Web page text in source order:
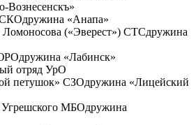
Вознесенскъ»
дружина «Анапа»
(«Эверест») СТСдружина
дружина «Лабинск»
отряд УрО
петушок» СЗОдружина «Лицейский
МБОдружина